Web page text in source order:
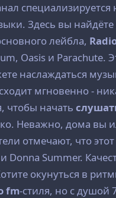
специализируется
Здесь вы
лейбла,
Oasis и Parachute.
наслаждаться
мгновенно -
чтобы начать
Неважно, дома вы
отмечают, что
Summer.
окунуться в
fm-стиля, но с душой